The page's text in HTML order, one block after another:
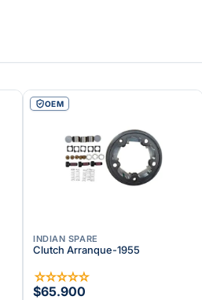
OEM
INDIAN SPARE
Clutch Arranque-1955
☆☆☆☆☆
$65.900